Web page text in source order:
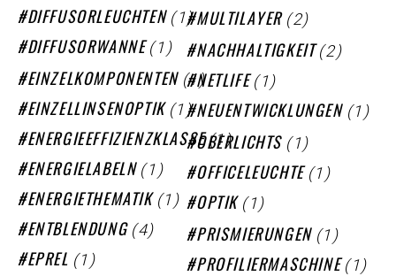
DIFFUSORLEUCHTEN (1)
DIFFUSORWANNE (1)
EINZELKOMPONENTEN (1)
EINZELLINSENOPTIK (1)
ENERGIEEFFIZIENZKLASSE (1)
ENERGIELABELN (1)
ENERGIETHEMATIK (1)
ENTBLENDUNG (4)
EPREL (1)
MULTILAYER (2)
NACHHALTIGKEIT (2)
NETLIFE (1)
NEUENTWICKLUNGEN (1)
OBERLICHTS (1)
OFFICELEUCHTE (1)
OPTIK (1)
PRISMIERUNGEN (1)
PROFILIERMASCHINE (1)